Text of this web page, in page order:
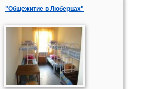
"Общежитие в Люберцах"